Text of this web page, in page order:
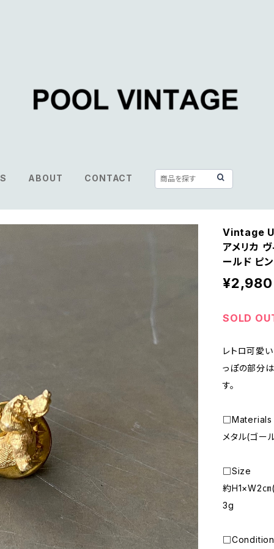
ABOUT CONTACT
Vintage
アメリカ
ールド ピ
¥2,980
SOLD
レトロ可愛
っぽの部分
す。
□Materials
メタル(ゴー
□Size
約H1×W2㎝
3g
□Condition